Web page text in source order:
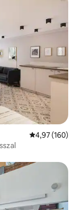
Átlagos
4,97 (160)